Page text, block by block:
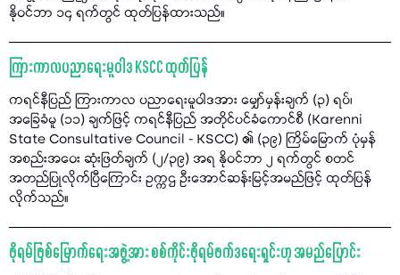
နိုဝင်ဘာ ၁၄ ရက်တွင် ထုတ်ပြန်ထားသည်။
ကြားကာလပညာရေးမူဝါဒ KSCC ထုတ်ပြန်
ကရင်နီပြည် ကြားကာလ ပညာရေးမူဝါဒအား မျှော်မှန်းချက် (၃) ရပ်၊
အခြေခံမူ (၁၁) ချက်ဖြင့် ကရင်နီပြည် အတိုင်ပင်ခံကောင်စီ (Karenni
State Consultative Council - KSCC) ၏ (၃၉) ကြိမ်မြောက် ပုံမှန်
အစည်းအဝေး ဆုံးဖြတ်ချက် (၂/၃၉) အရ နိုဝင်ဘာ ၂ ရက်တွင် စတင်
အတည်ပြုလိုက်ပြီကြောင်း ဥက္ကဌ ဦးအောင်ဆန်းမြင့်အမည်ဖြင့် ထုတ်ပြန်
လိုက်သည်။
ဖိုရမ်ဖြစ်မြောက်ရေးအဖွဲ့အား စစ်ကိုင်းဖိုရမ်ဖက်ဒရေးရှင်းဟု အမည်ပြောင်း